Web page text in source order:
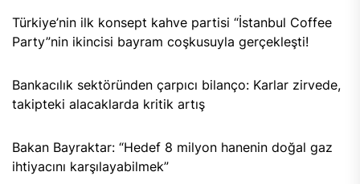
Türkiye’nin ilk konsept kahve partisi “İstanbul Coffee
Party”nin ikincisi bayram coşkusuyla gerçekleşti!
Bankacılık sektöründen çarpıcı bilanço: Karlar zirvede,
takipteki alacaklarda kritik artış
Bakan Bayraktar: “Hedef 8 milyon hanenin doğal gaz
ihtiyacını karşılayabilmek”